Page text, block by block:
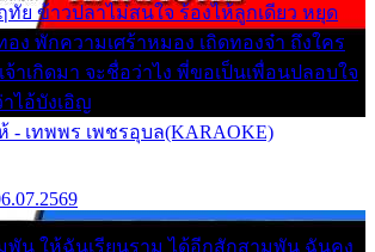
ทัย ข้าวปลาไม่สนใจ ร้องไห้ลูกเดียว หยุด
อง พักความเศร้าหมอง เถิดทองจ๋า ถึงใคร
จ้าเกิดมา จะชื่อว่าไง พี่ขอเป็นเพื่อนปลอบใจ
ไอ้บังเอิญ
- เทพพร เพชรอุบล(KARAOKE)
พัน ให้ฉันเรียนราม ได้อีกสักสามพัน ฉันคง